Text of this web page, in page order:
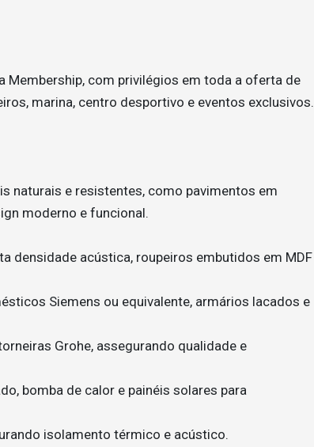
Membership, com privilégios em toda a oferta de
marina, centro desportivo e eventos exclusivos.
naturais e resistentes, como pavimentos em
moderno e funcional.
densidade acústica, roupeiros embutidos em MDF
Siemens ou equivalente, armários lacados e
Grohe, assegurando qualidade e
bomba de calor e painéis solares para
isolamento térmico e acústico.